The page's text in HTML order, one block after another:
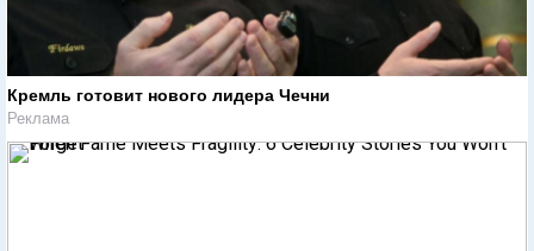
Кремль готовит нового лидера Чечни
Реклама